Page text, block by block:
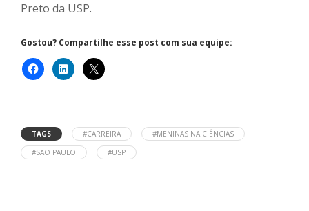
Preto da USP.
Gostou? Compartilhe esse post com sua equipe:
TAGS #CARREIRA
#MENINAS NA CIÊNCIAS
#SAO PAULO
#USP